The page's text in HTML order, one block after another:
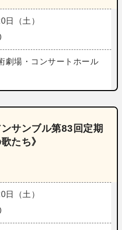
日（土）
劇場・コンサートホール
サンブル第83回定期
たち》
日（土）